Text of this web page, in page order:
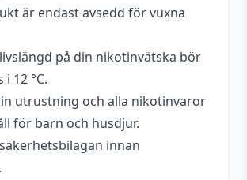
är endast avsedd för vuxna
på din nikotinvätska bör
12 °C.
utrustning och alla nikotinvaror
för barn och husdjur.
innan